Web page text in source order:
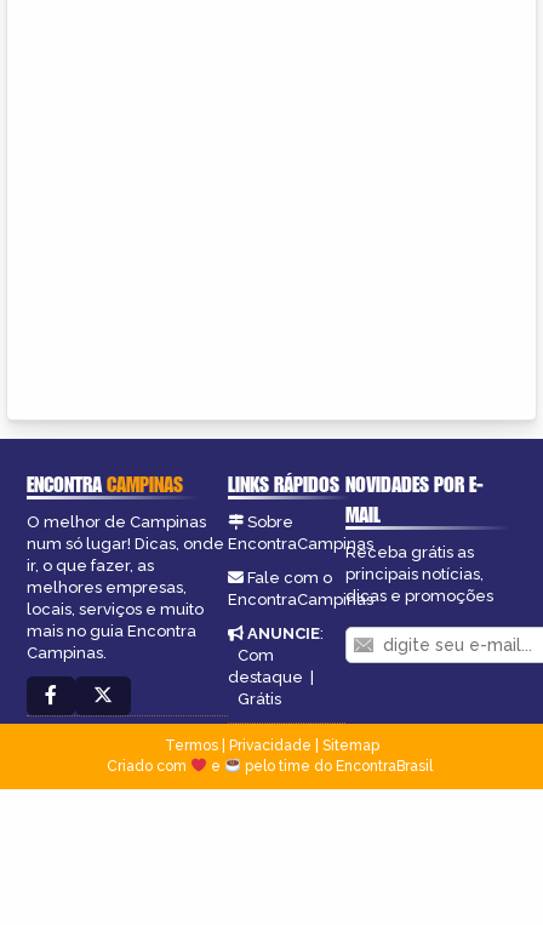
ENCONTRACAMPINAS
O melhor de Campinas
num só lugar! Dicas, onde
ir, o que fazer, as
melhores empresas,
locais, serviços e muito
mais no guia Encontra
Campinas.
LINKS RÁPIDOS
Sobre
EncontraCampinas
Fale com o
EncontraCampinas
ANUNCIE:
Com
destaque |
Grátis
NOVIDADES POR E-
MAIL
Receba grátis as
principais notícias,
dicas e promoções
Termos| Privacidade
Sitemap
Criado com
e pelo time do EncontraBrasil